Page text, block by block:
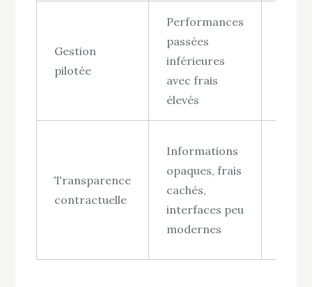
Gestion
pilotée
Performances
passées
inférieures
avec frais
élevés
Transparence
contractuelle
Informations
opaques, frais
cachés,
interfaces peu
modernes